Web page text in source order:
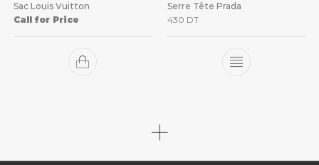
Sac Louis Vuitton
Call for Price
Serre Tête Prada
430 DT